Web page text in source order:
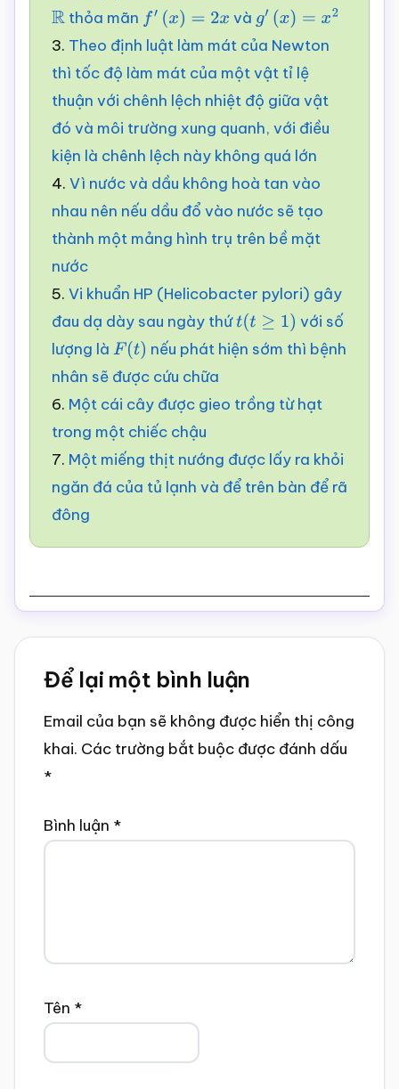
Rthỏa mãn f′( x)= 2x và g′ (x)=x2
3. Theo định luật làm mát của Newton
thì tốc độ làm mát của một vật tỉ lệ
thuận với chênh lệch nhiệt độ giữa vật
đó và môi trường xung quanh, với điều
kiện là chênh lệch này không quá lớn
4. Vì nước và dầu không hoà tan vào
nhau nên nếu dầu đổ vào nước sẽ tạo
thành một mảng hình trụ trên bề mặt
nước
5. Vi khuẩn HP (Helicobacter pylori) gây
đau dạ dày sau ngày thứt(t ≥1)
với số
lượng là F(t) nếu phát hiện sớm thì bệnh
nhân sẽ được cứu chữa
6. Một cái cây được gieo trồng từ hạt
trong một chiếc chậu
7. Một miếng thịt nướng được lấy ra khỏi
ngăn đá của tủ lạnh và để trên bàn để rã
đông
Reader
Interactions
Để lại một bình luận
Email của bạn sẽ không được hiển thị công
khai. Các trường bắt buộc được đánh dấu
*
Bình luận *
Tên *